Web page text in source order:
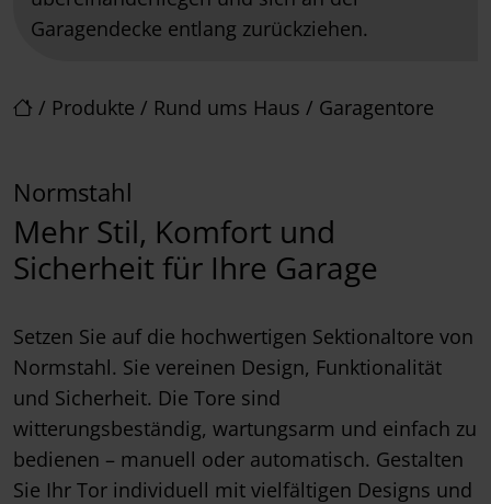
/ Produkte / Rund ums Haus / Garagentore
Garagendecke entlang zurückziehen.
Normstahl
Mehr Stil, Komfort und
Sicherheit für Ihre Garage
Setzen Sie auf die hochwertigen Sektionaltore von
Normstahl. Sie vereinen Design, Funktionalität
und Sicherheit. Die Tore sind
witterungsbeständig, wartungsarm und einfach zu
bedienen – manuell oder automatisch. Gestalten
Sie Ihr Tor individuell mit vielfältigen Designs und